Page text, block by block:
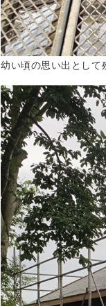
幼い頃の思い出として